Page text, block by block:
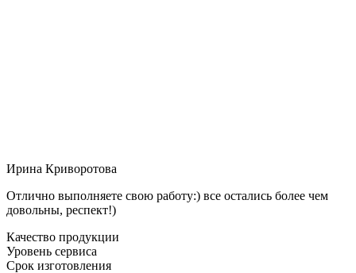
Ирина Криворотова
Отлично выполняете свою работу:) все остались более чем
довольны, респект!)
Качество продукции
Уровень сервиса
Срок изготовления